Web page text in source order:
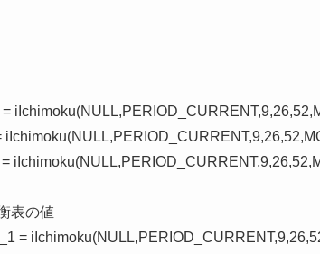
=
=
=
表の値
=